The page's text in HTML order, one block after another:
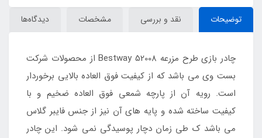
توضیحات نقد و بررسی مشخصات دیدگاه‌ها
چادر بازی طرح مزرعه Bestway 52008 از محصولات شرکت
بست وی می باشد که از کیفیت فوق العاده بالایی برخوردار
است. رویه آن از پارچه شمعی فوق العاده ضخیم و با
کیفیت ساخته شده و پایه های آن نیز از جنس فایبر گلاس
می باشد ک طی زمان دچار پوسیدگی نمی شود. این چادر